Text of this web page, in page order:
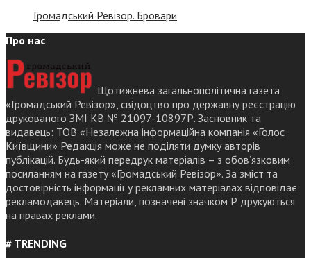
Громадський Ревізор. Бровари
Про нас
Щотижнева загальнополітична газета
«Громадський Ревізор», свідоцтво про державну реєстрацію
друкованого ЗМІ КВ № 21097-10897Р. Засновник та
видавець: ТОВ «Незалежна інформаційна компанія «Голос
Київщини» Редакція може не поділяти думку авторів
публікацій. Будь-який передрук матеріалів – з обов’язковим
посиланням на газету «Громадський Ревізор». За зміст та
достовірність інформації у рекламних матеріалах відповідає
рекламодавець. Матеріали, позначені значком Р друкуються
на правах реклами.
# TRENDING